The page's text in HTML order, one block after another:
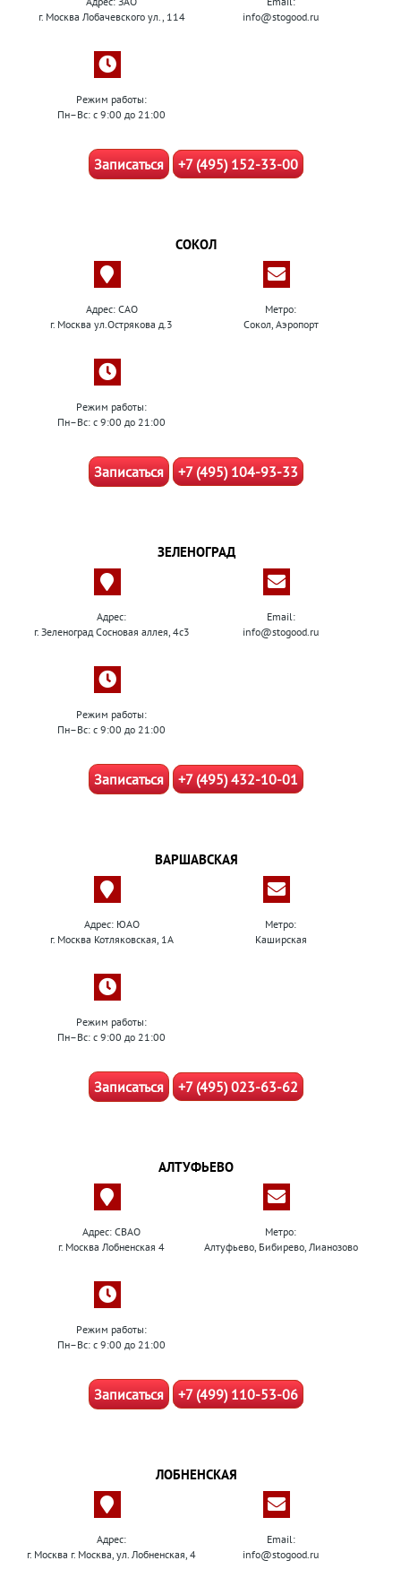
г. Москва Лобачевского ул., 114
info@stogood.ru
Режим работы:
Пн–Вс: с 9:00 до 21:00
Записаться +7 (495) 152-33-00
СОКОЛ
Адрес: САО
г. Москва ул.Острякова д.3
Метро:
Сокол, Аэропорт
Режим работы:
Пн–Вс: с 9:00 до 21:00
Записаться +7 (495) 104-93-33
ЗЕЛЕНОГРАД
Адрес:
г. Зеленоград Сосновая аллея, 4с3
Email:
info@stogood.ru
Режим работы:
Пн–Вс: с 9:00 до 21:00
Записаться +7 (495) 432-10-01
ВАРШАВСКАЯ
Адрес: ЮАО
г. Москва Котляковская, 1А
Метро:
Каширская
Режим работы:
Пн–Вс: с 9:00 до 21:00
Записаться +7 (495) 023-63-62
АЛТУФЬЕВО
Адрес: СВАО
г. Москва Лобненская 4
Метро:
Алтуфьево, Бибирево, Лианозово
Режим работы:
Пн–Вс: с 9:00 до 21:00
Записаться +7 (499) 110-53-06
ЛОБНЕНСКАЯ
Адрес:
г. Москва г. Москва, ул. Лобненская, 4
Email:
info@stogood.ru